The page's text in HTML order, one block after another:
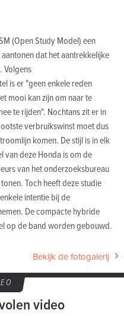
(Open Study Model) een
dat het aantrekkelijke
Volgens
is er "geen enkele reden
mooi kan zijn om naar te
te rijden". Nochtans zit er in
verbruikswinst moet dus
komen. De stijl is in elk
van deze Honda is om de
van het onderzoeksbureau
Toch heeft deze studie
intentie bij de
De compacte hybride
op de band worden gebouwd.
Bekijk de fotogalerij
video